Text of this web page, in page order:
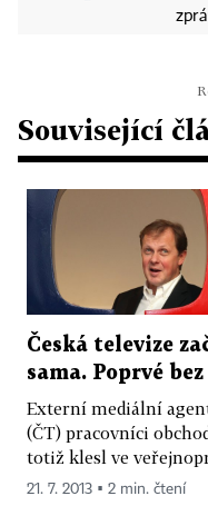
Související
Česká televize
sama. Poprvé
Externí mediální
(ČT) pracovníci
totiž klesl ve
21. 7. 2013 ▪ 2 min. čtení